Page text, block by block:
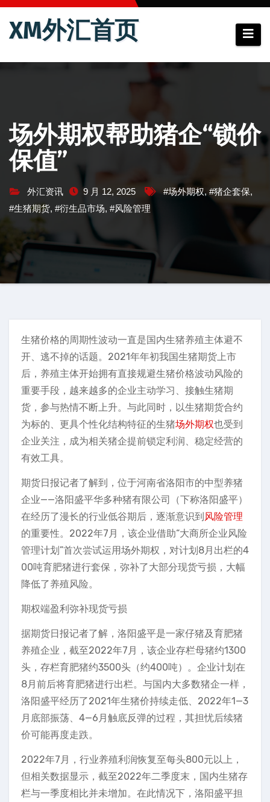
跳
XM外汇首页
场外期权帮助猪企“锁价
保值”
外汇资讯 9 月 12, 2025 #场外期权, #猪企套保,
#生猪期货, #衍生品市场, #风险管理
生猪价格的周期性波动一直是国内生猪养殖主体避不
开、逃不掉的话题。2021年年初我国生猪期货上市
后，养殖主体开始拥有直接规避生猪价格波动风险的
重要手段，越来越多的企业主动学习、接触生猪期
货，参与热情不断上升。与此同时，以生猪期货合约
为标的、更具个性化结构特征的生猪场外期权也受到
企业关注，成为相关猪企提前锁定利润、稳定经营的
有效工具。
期货日报记者了解到，位于河南省洛阳市的中型养猪
企业——洛阳盛平华多种猪有限公司（下称洛阳盛平）
在经历了漫长的行业低谷期后，逐渐意识到风险管理
的重要性。2022年7月，该企业借助“大商所企业风险
管理计划”首次尝试运用场外期权，对计划8月出栏的4
00吨育肥猪进行套保，弥补了大部分现货亏损，大幅
降低了养殖风险。
期权端盈利弥补现货亏损
据期货日报记者了解，洛阳盛平是一家仔猪及育肥猪
养殖企业，截至2022年7月，该企业存栏母猪约1300
头，存栏育肥猪约3500头（约400吨）。企业计划在
8月前后将育肥猪进行出栏。与国内大多数猪企一样，
洛阳盛平经历了2021年生猪价持续走低、2022年1—3
月底部振荡、4—6月触底反弹的过程，其担忧后续猪
价可能再度走跌。
2022年7月，行业养殖利润恢复至每头800元以上，
但相关数据显示，截至2022年二季度末，国内生猪存
栏与一季度相比并未增加。在此情况下，洛阳盛平担